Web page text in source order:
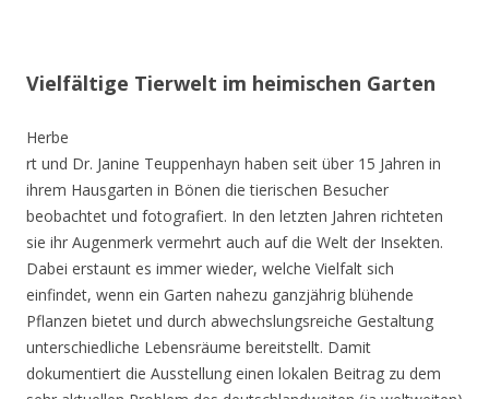
Vielfältige Tierwelt im heimischen Garten
Herbe
rt und Dr. Janine Teuppenhayn haben seit über 15 Jahren in
ihrem Hausgarten in Bönen die tierischen Besucher
beobachtet und fotografiert. In den letzten Jahren richteten
sie ihr Augenmerk vermehrt auch auf die Welt der Insekten.
Dabei erstaunt es immer wieder, welche Vielfalt sich
einfindet, wenn ein Garten nahezu ganzjährig blühende
Pflanzen bietet und durch abwechslungsreiche Gestaltung
unterschiedliche Lebensräume bereitstellt. Damit
dokumentiert die Ausstellung einen lokalen Beitrag zu dem